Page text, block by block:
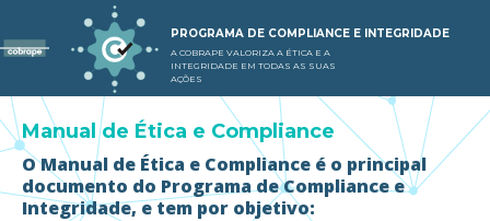
PROGRAMA DE COMPLIANCE E INTEGRIDADE
A COBRAPE VALORIZA A ÉTICA E A
INTEGRIDADE EM TODAS AS SUAS
AÇÕES
Manual de Ética e Compliance
O Manual de Ética e Compliance é o principal
documento do Programa de Compliance e
Integridade, e tem por objetivo: